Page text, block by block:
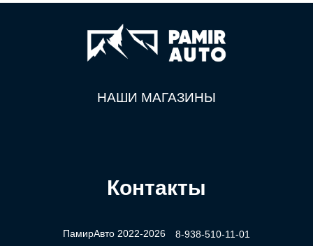
НАШИ МАГАЗИНЫ
Контакты
ПамирАвто 2022-2026 8-938-510-11-01